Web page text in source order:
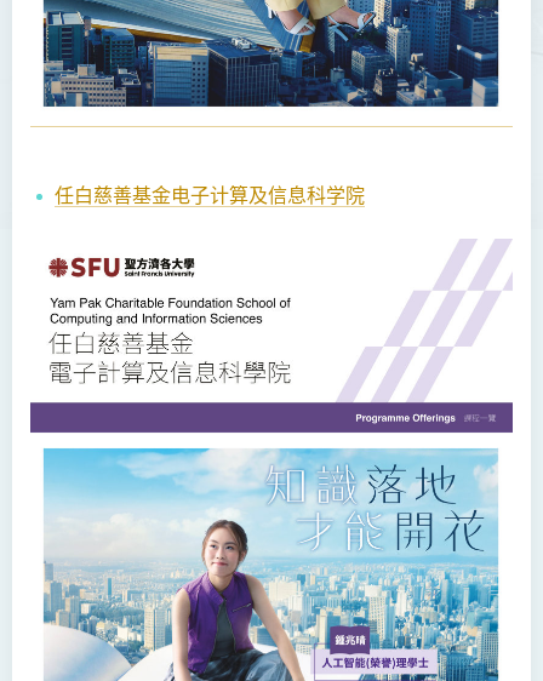
任白慈善基金电子计算及信息科学院